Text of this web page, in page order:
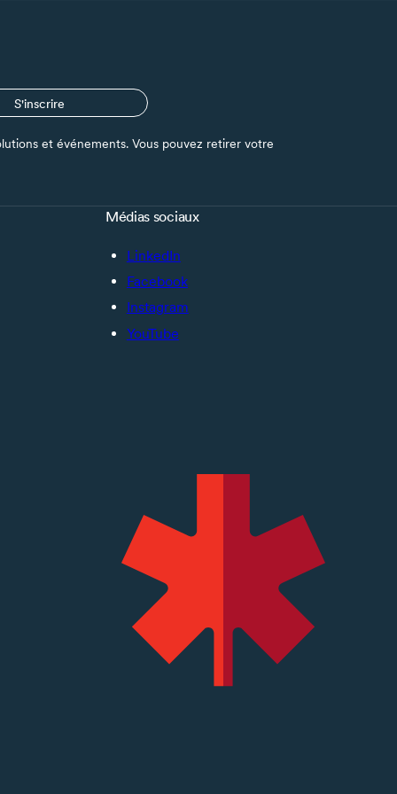
S'inscrire
et événements. Vous pouvez retirer votre
Médias sociaux
LinkedIn
Facebook
Instagram
YouTube